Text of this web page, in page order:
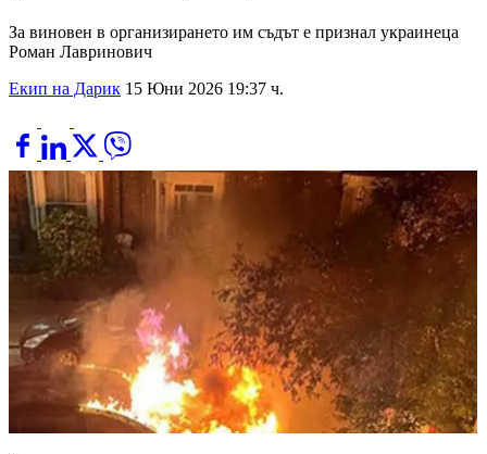
За виновен в организирането им съдът е признал украинеца
Роман Лавринович
Екип на Дарик 15 Юни 2026 19:37 ч.